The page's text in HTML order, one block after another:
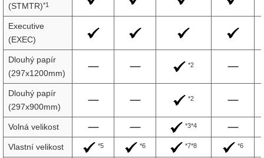
(STMTR)*1
Executive
(EXEC)
Dlouhý papír
(297x1200mm)
*2
Dlouhý papír
(297x900mm)
*2
Volná velikost *3*4
Vlastní velikost *5 *6 *7*8 *6